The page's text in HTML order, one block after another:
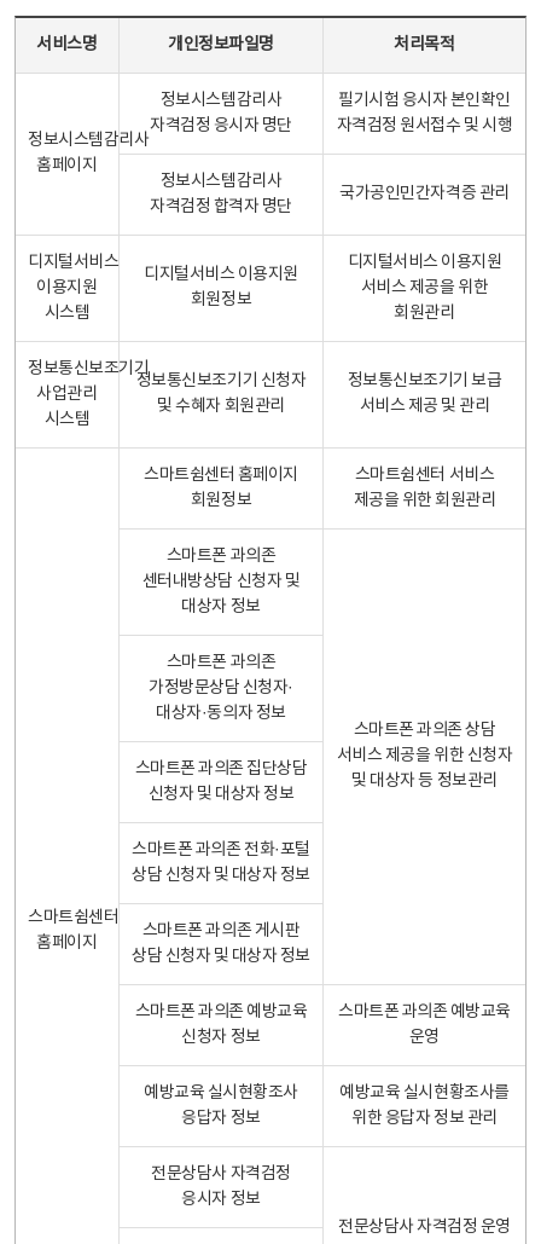
서비스명 개인정보파일명 처리목적
정보시스템감리사
홈페이지
정보시스템감리사
자격검정 응시자 명단
필기시험 응시자 본인확인
자격검정 원서접수 및 시행
정보시스템감리사
자격검정 합격자 명단
국가공인민간자격증 관리
디지털서비스
이용지원
시스템
디지털서비스 이용지원
회원정보
디지털서비스 이용지원
서비스 제공을 위한
회원관리
정보통신보조기기
사업관리
시스템
정보통신보조기기 신청자
및 수혜자 회원관리
정보통신보조기기 보급
서비스 제공 및 관리
스마트쉼센터
홈페이지
스마트쉼센터 홈페이지
회원정보
스마트쉼센터 서비스
제공을 위한 회원관리
스마트폰 과의존
센터내방상담 신청자 및
대상자 정보
스마트폰 과의존 상담
서비스 제공을 위한 신청자
및 대상자 등 정보관리
스마트폰 과의존
가정방문상담 신청자·
대상자·동의자 정보
스마트폰 과의존 집단상담
신청자 및 대상자 정보
스마트폰 과의존 전화·포털
상담 신청자 및 대상자 정보
스마트폰 과의존 게시판
상담 신청자 및 대상자 정보
스마트폰 과의존 예방교육
신청자 정보
스마트폰 과의존 예방교육
운영
예방교육 실시현황조사
응답자 정보
예방교육 실시현황조사를
위한 응답자 정보 관리
전문상담사 자격검정
응시자 정보
전문상담사 자격검정 운영